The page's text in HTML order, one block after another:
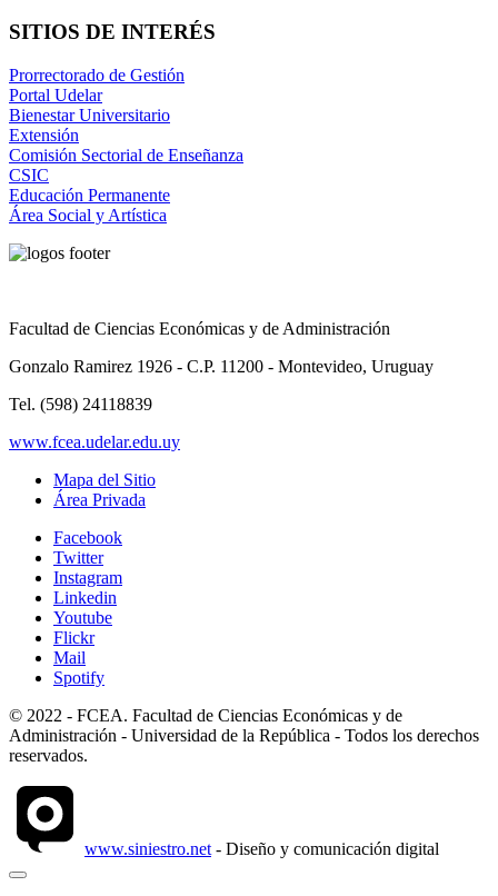
SITIOS DE INTERÉS
Prorrectorado de Gestión
Portal Udelar
Bienestar Universitario
Extensión
Comisión Sectorial de Enseñanza
CSIC
Educación Permanente
Área Social y Artística
Facultad de Ciencias Económicas y de Administración
Gonzalo Ramirez 1926 - C.P. 11200 - Montevideo, Uruguay
Tel. (598) 24118839
www.fcea.udelar.edu.uy
Mapa del Sitio
Área Privada
Facebook
Twitter
Instagram
Linkedin
Youtube
Flickr
Mail
Spotify
© 2022 - FCEA. Facultad de Ciencias Económicas y de
Administración - Universidad de la República - Todos los derechos
reservados.
www.siniestro.net - Diseño y comunicación digital